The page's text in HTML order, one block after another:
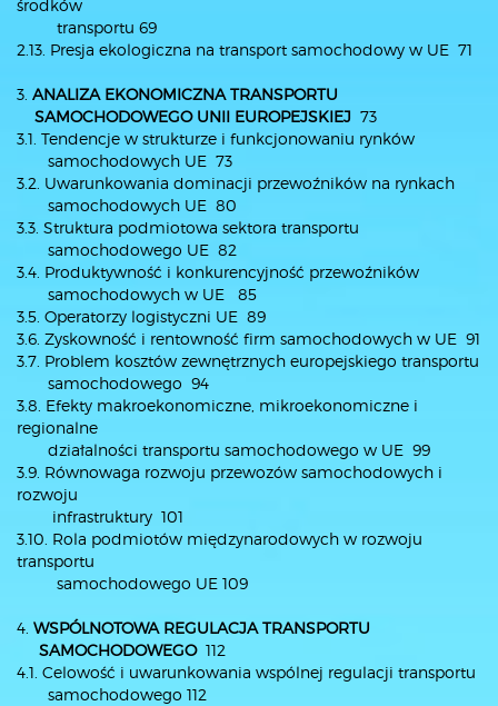
środków
transportu 69
2.13. Presja ekologiczna na transport samochodowy w UE 71
3. ANALIZA EKONOMICZNA TRANSPORTU
SAMOCHODOWEGO UNII EUROPEJSKIEJ 73
3.1. Tendencje w strukturze i funkcjonowaniu rynków
samochodowych UE 73
3.2. Uwarunkowania dominacji przewoźników na rynkach
samochodowych UE 80
3.3. Struktura podmiotowa sektora transportu
samochodowego UE 82
3.4. Produktywność i konkurencyjność przewoźników
samochodowych w UE 85
3.5. Operatorzy logistyczni UE 89
3.6. Zyskowność i rentowność firm samochodowych w UE 91
3.7. Problem kosztów zewnętrznych europejskiego transportu
samochodowego 94
3.8. Efekty makroekonomiczne, mikroekonomiczne i
regionalne
działalności transportu samochodowego w UE 99
3.9. Równowaga rozwoju przewozów samochodowych i
rozwoju
infrastruktury 101
3.10. Rola podmiotów międzynarodowych w rozwoju
transportu
samochodowego UE 109
4. WSPÓLNOTOWA REGULACJA TRANSPORTU
SAMOCHODOWEGO112
4.1. Celowość i uwarunkowania wspólnej regulacji transportu
samochodowego 112